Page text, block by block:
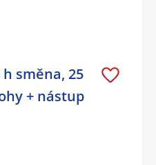
směna, 25
+ nástup